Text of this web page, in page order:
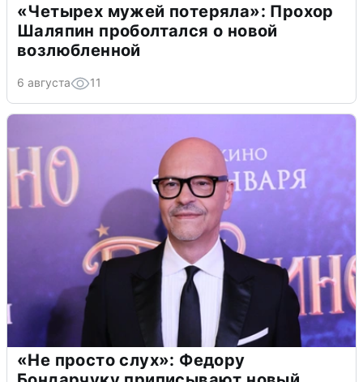
«Четырех мужей потеряла»: Прохор
Шаляпин проболтался о новой
возлюбленной
6 августа 11
«Не просто слух»: Федору